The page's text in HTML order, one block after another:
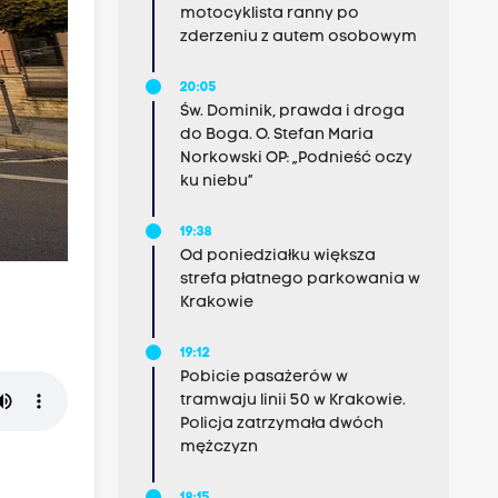
motocyklista ranny po
zderzeniu z autem osobowym
20:05
Św. Dominik, prawda i droga
do Boga. O. Stefan Maria
Norkowski OP: „Podnieść oczy
ku niebu”
19:38
Od poniedziałku większa
strefa płatnego parkowania w
Krakowie
19:12
Pobicie pasażerów w
tramwaju linii 50 w Krakowie.
Policja zatrzymała dwóch
mężczyzn